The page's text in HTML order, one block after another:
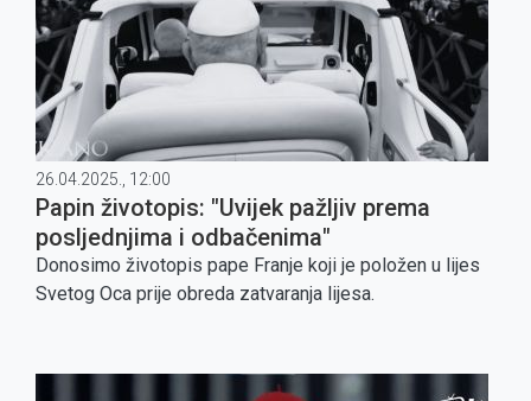
26.04.2025., 12:00
Papin životopis: "Uvijek pažljiv prema
posljednjima i odbačenima"
Donosimo životopis pape Franje koji je položen u lijes
Svetog Oca prije obreda zatvaranja lijesa.